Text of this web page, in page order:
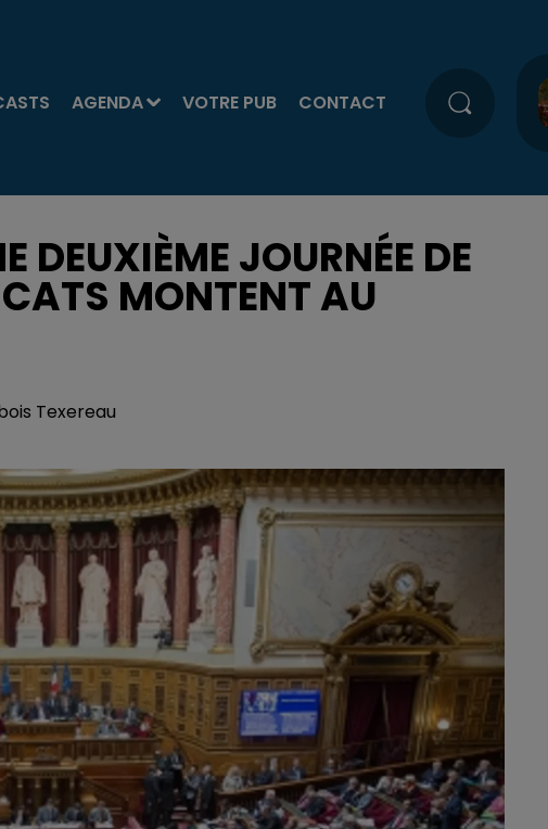
AGENDA VOTRE PUB CONTACT
DEUXIÈME JOURNÉE DE
MONTENT AU
Texereau